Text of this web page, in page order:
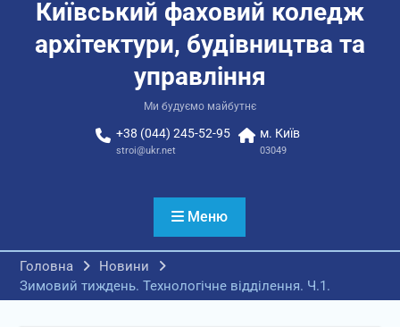
Київський фаховий коледж
архітектури, будівництва та
управління
Ми будуємо майбутнє
+38 (044) 245-52-95
stroi@ukr.net
м. Київ
03049
Меню
Головна
Новини
Зимовий тиждень. Технологічне відділення. Ч.1.